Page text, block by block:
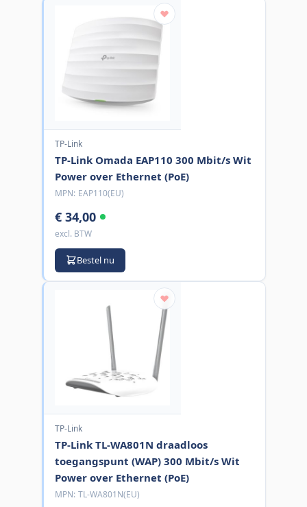
TP-Link
TP-Link Omada EAP110 300 Mbit/s Wit
Power over Ethernet (PoE)
MPN: EAP110(EU)
€ 34,00
excl. BTW
Bestel nu
TP-Link
TP-Link TL-WA801N draadloos
toegangspunt (WAP) 300 Mbit/s Wit
Power over Ethernet (PoE)
MPN: TL-WA801N(EU)